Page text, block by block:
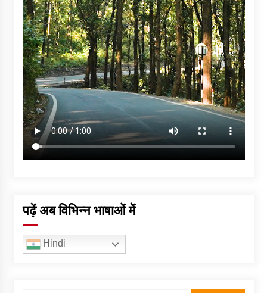
पढ़ें अब विभिन्न भाषाओं में
Hindi